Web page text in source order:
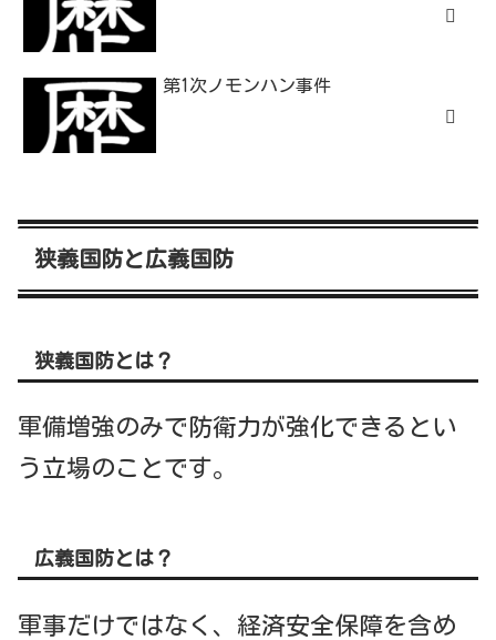
第1次ノモンハン事件
狭義国防と広義国防
狭義国防とは？
軍備増強のみで防衛力が強化できるとい
う立場のことです。
広義国防とは？
軍事だけではなく、経済安全保障を含め